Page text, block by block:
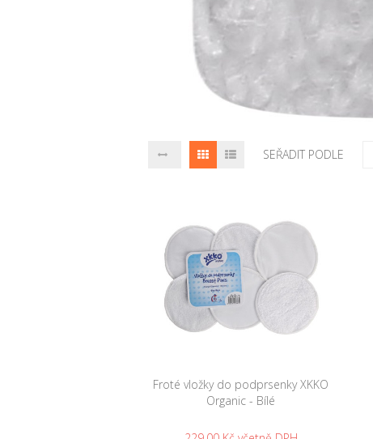
SEŘADIT PODLE
Froté vložky do podprsenky XKKO
Organic - Bílé